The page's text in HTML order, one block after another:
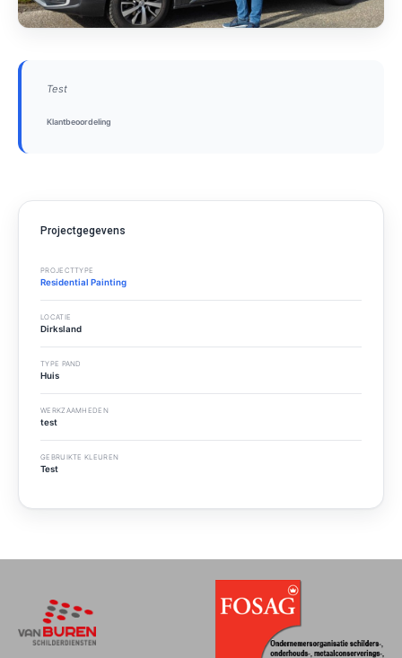
Test
Klantbeoordeling
Projectgegevens
PROJECTTYPE
Residential Painting
LOCATIE
Dirksland
TYPE PAND
Huis
WERKZAAMHEDEN
test
GEBRUIKTE KLEUREN
Test